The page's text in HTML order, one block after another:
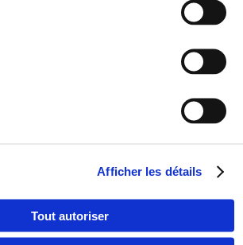
Afficher les détails
Tout autoriser
post-course, des conseils à prendre en
sur sa prochaine course.
Langue